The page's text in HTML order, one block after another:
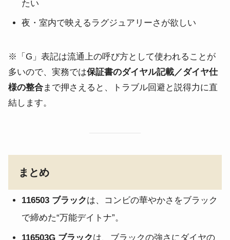
たい
夜・室内で映えるラグジュアリーさが欲しい
※「G」表記は流通上の呼び方として使われることが
多いので、実務では保証書のダイヤル記載／ダイヤ仕
様の整合まで押さえると、トラブル回避と説得力に直
結します。
まとめ
116503 ブラックは、コンビの華やかさをブラック
で締めた“万能デイトナ”。
116503G ブラックは、ブラックの強さにダイヤの